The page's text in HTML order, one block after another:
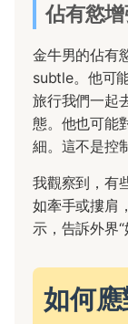
佔有慾
金牛男的佔有
subtle。他可
旅行我們一起
態。他也可能
細。這不是控
我觀察到，有
如牽手或摟肩
示，告訴外界“
如何